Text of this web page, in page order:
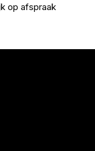
op afspraak